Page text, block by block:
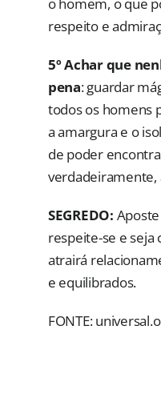
o homem, o que
respeito e
5º Achar que
pena: guardar
todos os homens
a amargura e o
de poder
verdadeiramente,
SEGREDO:
respeite-se e seja
atrairá
e equilibrados.
FONTE: